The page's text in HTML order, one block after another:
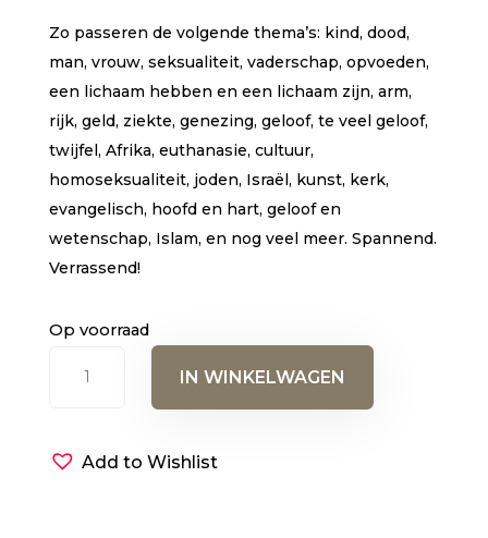
Zo passeren de volgende thema’s: kind, dood,
man, vrouw, seksualiteit, vaderschap, opvoeden,
een lichaam hebben en een lichaam zijn, arm,
rijk, geld, ziekte, genezing, geloof, te veel geloof,
twijfel, Afrika, euthanasie, cultuur,
homoseksualiteit, joden, Israël, kunst, kerk,
evangelisch, hoofd en hart, geloof en
wetenschap, Islam, en nog veel meer. Spannend.
Verrassend!
Op voorraad
aantal
IN WINKELWAGEN
Add to Wishlist